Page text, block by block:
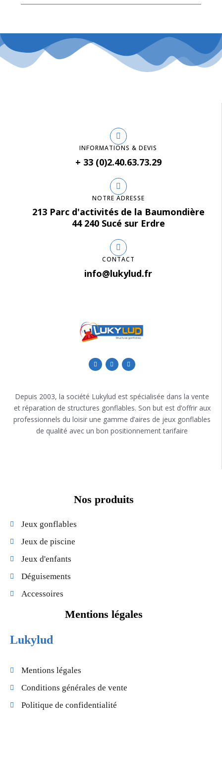
INFORMATIONS & DEVIS
+ 33 (0)2.40.63.73.29
NOTRE ADRESSE
213 Parc d'activités de la Baumondière
44 240 Sucé sur Erdre
CONTACT
info@lukylud.fr
Depuis 2003, la société Lukylud est spécialisée dans la vente
et réparation de structures gonflables. Son but est d’offrir aux
professionnels du loisir une gamme d’aires de jeux gonflables
de qualité avec un bon positionnement tarifaire
Nos produits
Jeux gonflables
Jeux de piscine
Jeux d'enfants
Déguisements
Accessoires
Mentions légales
Lukylud
Mentions légales
Conditions générales de vente
Politique de confidentialité